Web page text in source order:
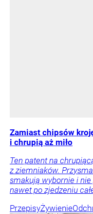
Zamiast chipsów
i chrupią aż miło
Ten patent na
z ziemniaków.
smakują wybornie i
nawet po zjedzeniu
PrzepisyŻywienie